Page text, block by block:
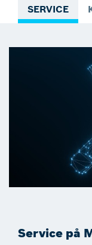
SERVICE
Service på